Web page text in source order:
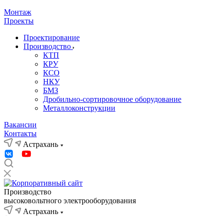
Монтаж
Проекты
Проектирование
Производство
КТП
КРУ
КСО
НКУ
БМЗ
Дробильно-сортировочное оборудование
Металлоконструкции
Вакансии
Контакты
Астрахань
Производство
высоковольтного электрооборудования
Астрахань